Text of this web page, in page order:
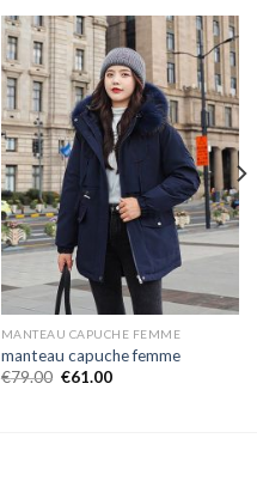
MANTEAU CAPUCHE FEMME
manteau capuche femme
€79.00 €61.00